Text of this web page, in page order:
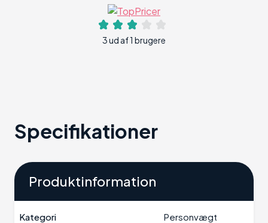
3 ud af 1 brugere
Specifikationer
Produktinformation
Kategori Personvægt